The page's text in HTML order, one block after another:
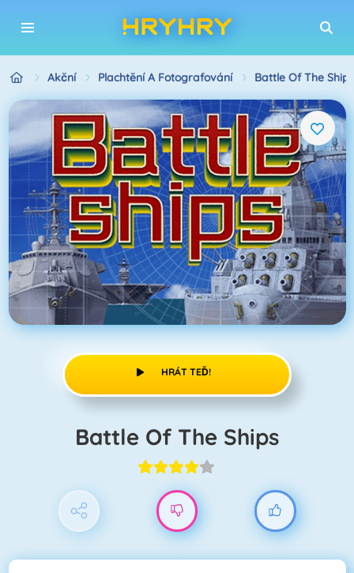
Akční Plachtění A Fotografování Battle Of The Ships
HRÁT TEĎ!
Battle Of The Ships